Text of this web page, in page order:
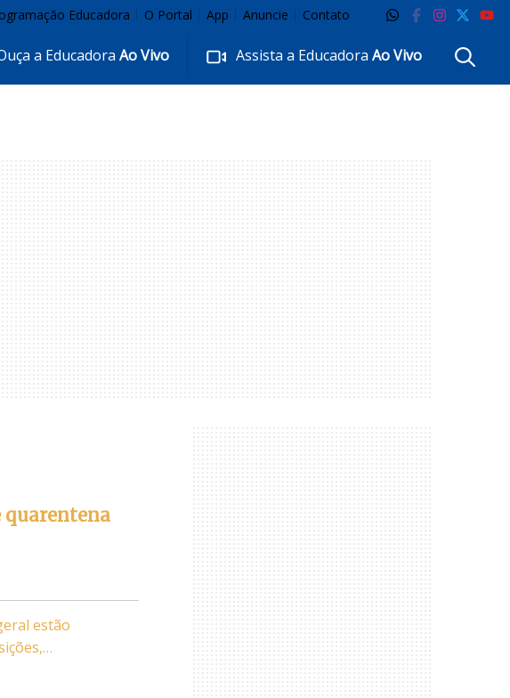
Educadora O Portal App Anuncie Contato
a EducadoraAo Vivo Assista a EducadoraAo Vivo
quarentena
estão